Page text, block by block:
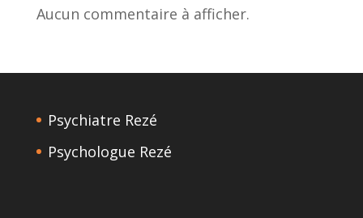
Aucun commentaire à afficher.
Psychiatre Rezé
Psychologue Rezé